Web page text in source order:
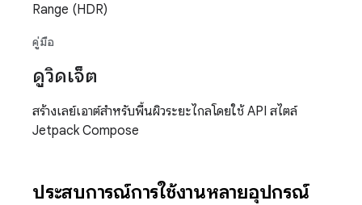
Range (HDR)
คู่มือ
ดูวิดเจ็ต
สร้างเลย์เอาต์สำหรับพื้นผิวระยะไกลโดยใช้ API สไตล์
Jetpack Compose
ประสบการณ์การใช้งานหลายอุปกรณ์